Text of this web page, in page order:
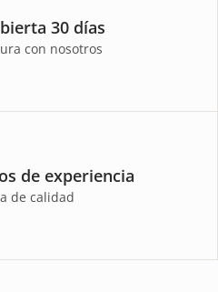
30 días
con nosotros
de experiencia
de calidad